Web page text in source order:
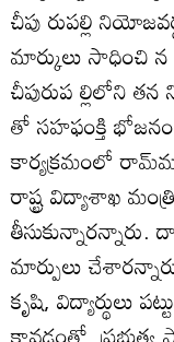
చీపు రుపల్లి
మార్కులు సాధించి
చీపురుప ల్లిలోని
తో సహఫంక్తి
కార్యక్రమంలో
రాష్ట్ర విద్యాశాఖ
మార్పులు
కృషి, విద్యార్థులు